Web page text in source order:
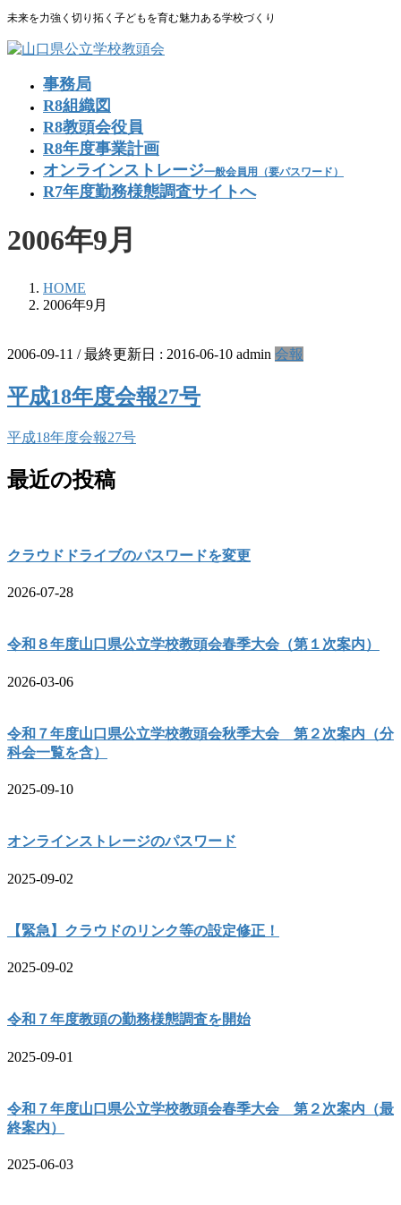
コ
ン
テ
ナ
ビ
ゲ
未来を力強く切り拓く子どもを育む魅力ある学校づくり
事務局
R8組織図
R8教頭会役員
R8年度事業計画
オンラインストレージ一般会員用（要パスワード）
R7年度勤務様態調査サイトへ
2006年9月
HOME
2006年9月
2006-09-11 / 最終更新日 : 2016-06-10 admin 会報
平成18年度会報27号
平成18年度会報27号
最近の投稿
クラウドドライブのパスワードを変更
2026-07-28
令和８年度山口県公立学校教頭会春季大会（第１次案内）
2026-03-06
令和７年度山口県公立学校教頭会秋季大会 第２次案内（分
科会一覧を含）
2025-09-10
オンラインストレージのパスワード
2025-09-02
【緊急】クラウドのリンク等の設定修正！
2025-09-02
令和７年度教頭の勤務様態調査を開始
2025-09-01
令和７年度山口県公立学校教頭会春季大会 第２次案内（最
終案内）
2025-06-03